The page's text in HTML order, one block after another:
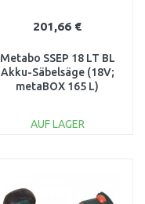
201,66 €
Metabo SSEP 18 LT BL
Akku-Säbelsäge (18V;
metaBOX 165 L)
AUF LAGER